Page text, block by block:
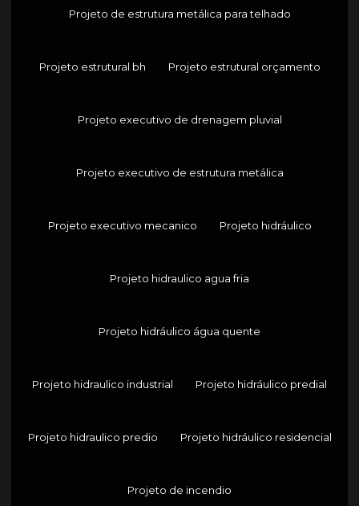
Projeto de estrutura metálica para telhado
Projeto estrutural bh Projeto estrutural orçamento
Projeto executivo de drenagem pluvial
Projeto executivo de estrutura metálica
Projeto executivo mecanico Projeto hidráulico
Projeto hidraulico agua fria
Projeto hidráulico água quente
Projeto hidraulico industrial Projeto hidráulico predial
Projeto hidraulico predio Projeto hidráulico residencial
Projeto de incendio